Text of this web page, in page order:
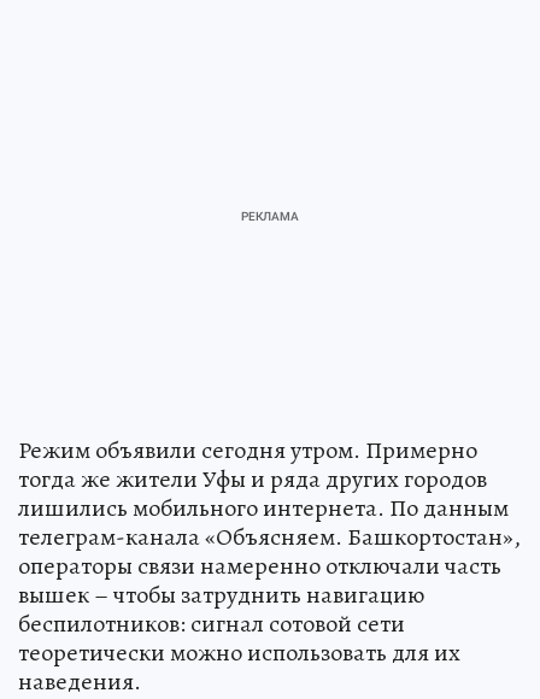
Режим объявили сегодня утром. Примерно
тогда же жители Уфы и ряда других городов
лишились мобильного интернета. По данным
телеграм-канала «Объясняем. Башкортостан»,
операторы связи намеренно отключали часть
вышек – чтобы затруднить навигацию
беспилотников: сигнал сотовой сети
теоретически можно использовать для их
наведения.